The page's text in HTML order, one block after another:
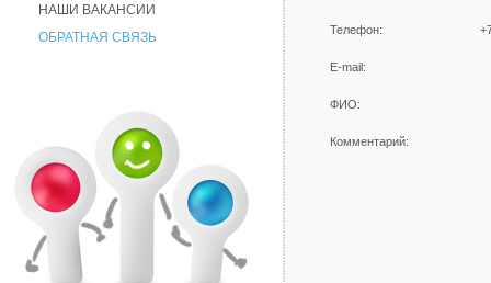
НАШИ ВАКАНСИИ
ОБРАТНАЯ СВЯЗЬ
Телефон:
E-mail:
ФИО:
Комментарий: